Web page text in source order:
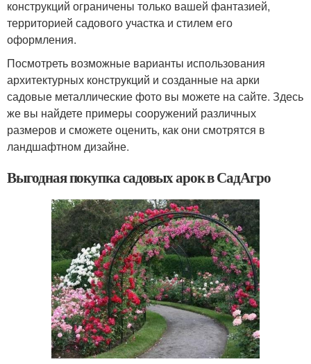
конструкций ограничены только вашей фантазией,
территорией садового участка и стилем его
оформления.
Посмотреть возможные варианты использования
архитектурных конструкций и созданные на арки
садовые металлические фото вы можете на сайте. Здесь
же вы найдете примеры сооружений различных
размеров и сможете оценить, как они смотрятся в
ландшафтном дизайне.
Выгодная покупка садовых арок в СадАгро